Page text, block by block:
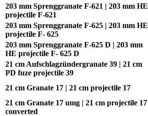
203 mm Sprenggranate F-621 | 203 mm HE
projectile F-621
203 mm Sprenggranate F-625 | 203 mm HE
projectile F- 625
203 mm Sprenggranate F-625 D | 203 mm
HE projectile F- 625 D
21 cm Aufschlagzündergranate 39 | 21 cm
PD fuze projectile 39
21 cm Granate 17 | 21 cm projectile 17
21 cm Granate 17 umg | 21 cm projectile 17
converted